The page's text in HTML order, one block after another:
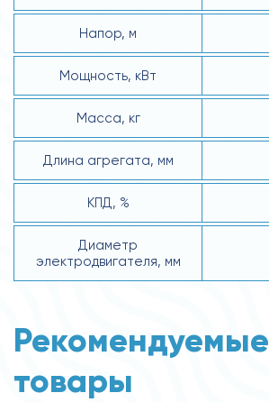
Напор, м
Мощность, кВт
Масса, кг
Длина агрегата, мм
КПД, %
Диаметр
электродвигателя, мм
Рекомендуемые
товары